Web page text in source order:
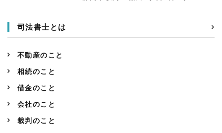
司法書士とは
不動産のこと
相続のこと
借金のこと
会社のこと
裁判のこと